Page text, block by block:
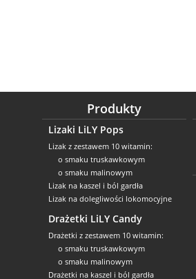
Produkty
Lizaki LiLY Pops
Lizak z zestawem 10 witamin:
o smaku truskawkowym
o smaku malinowym
Lizak na kaszel i ból gardła
Lizak na dolegliwości lokomocyjne
Drażetki LiLY Candy
Drażetki z zestawem 10 witamin:
o smaku truskawkowym
o smaku malinowym
Drażetki na kaszel i ból gardła